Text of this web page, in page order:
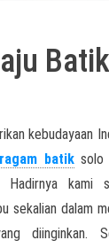
kebudayaan
batiksolo
Hadirnya kami
sekalian dalam
diinginkan.